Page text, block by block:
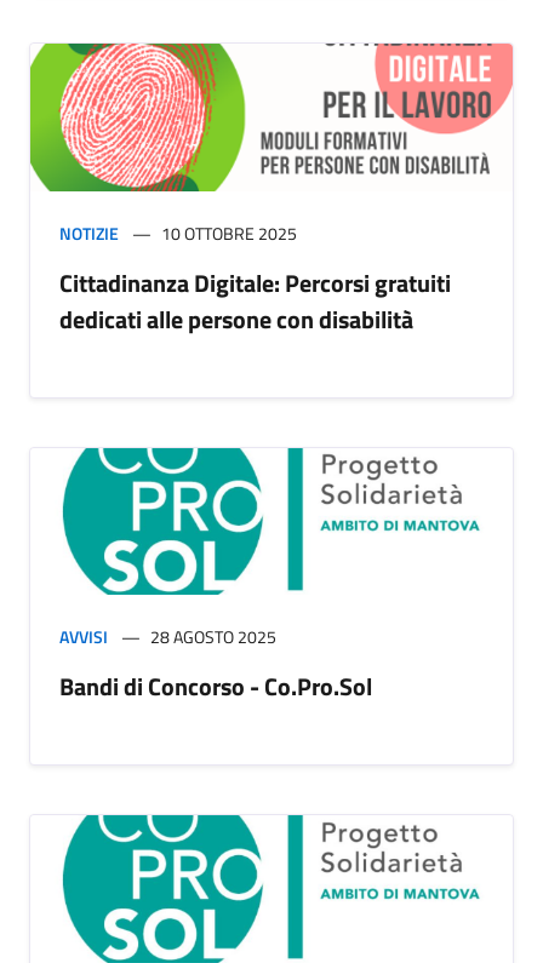
NOTIZIE 10 OTTOBRE 2025
Cittadinanza Digitale: Percorsi gratuiti
dedicati alle persone con disabilità
AVVISI 28 AGOSTO 2025
Bandi di Concorso - Co.Pro.Sol